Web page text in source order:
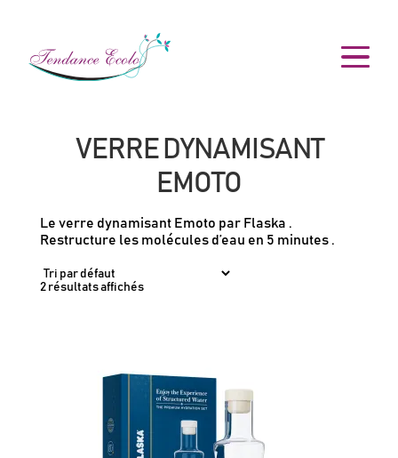
VERRE DYNAMISANT
EMOTO
Le verre dynamisant Emoto par Flaska .
Restructure les molécules d’eau en 5 minutes .
2 résultats affichés